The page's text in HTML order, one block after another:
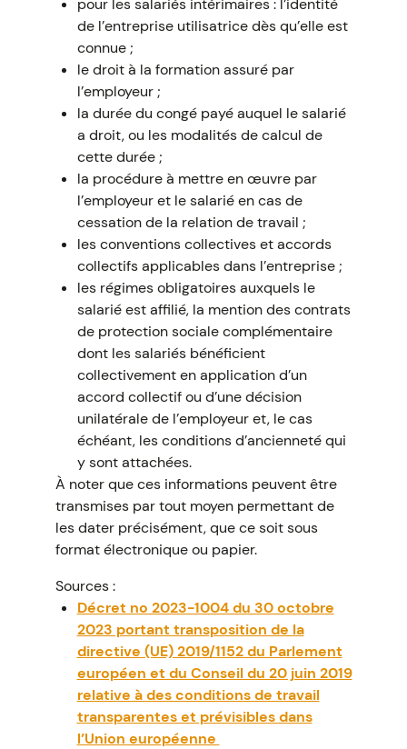
pour les salariés intérimaires : l’identité
de l’entreprise utilisatrice dès qu’elle est
connue ;
le droit à la formation assuré par
l’employeur ;
la durée du congé payé auquel le salarié
a droit, ou les modalités de calcul de
cette durée ;
la procédure à mettre en œuvre par
l’employeur et le salarié en cas de
cessation de la relation de travail ;
les conventions collectives et accords
collectifs applicables dans l’entreprise ;
les régimes obligatoires auxquels le
salarié est affilié, la mention des contrats
de protection sociale complémentaire
dont les salariés bénéficient
collectivement en application d’un
accord collectif ou d’une décision
unilatérale de l’employeur et, le cas
échéant, les conditions d’ancienneté qui
y sont attachées.
À noter que ces informations peuvent être
transmises par tout moyen permettant de
les dater précisément, que ce soit sous
format électronique ou papier.
Sources :
Décret no 2023-1004 du 30 octobre
2023 portant transposition de la
directive (UE) 2019/1152 du Parlement
européen et du Conseil du 20 juin 2019
relative à des conditions de travail
transparentes et prévisibles dans
l’Union européenne